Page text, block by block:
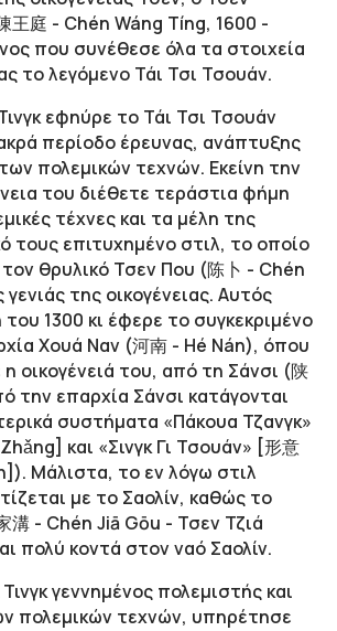
王庭 - Chén Wáng Τíng, 1600 -
που συνέθεσε όλα τα στοιχεία
το λεγόμενο Τάι Τσι Τσουάν.
εφηύρε το Τάι Τσι Τσουάν
περίοδο έρευνας, ανάπτυξης
πολεμικών τεχνών. Εκείνη την
του διέθετε τεράστια φήμη
τέχνες και τα μέλη της
τους επιτυχημένο στιλ, το οποίο
θρυλικό Τσεν Που (陈卜 - Chén
της οικογένειας. Αυτός
1300 κι έφερε το συγκεκριμένο
Χουά Ναν (河南 - Hé Νán), όπου
οικογένειά του, από τη Σάνσι (陕
την επαρχία Σάνσι κατάγονται
συστήματα «Πάκουα Τζανγκ»
και «Σινγκ Γι Τσουάν» [形意
Μάλιστα, το εν λόγω στιλ
με το Σαολίν, καθώς το
溝 - Chén Jiā Gōu - Τσεν Τζιά
πολύ κοντά στον ναό Σαολίν.
γεννημένος πολεμιστής και
πολεμικών τεχνών, υπηρέτησε